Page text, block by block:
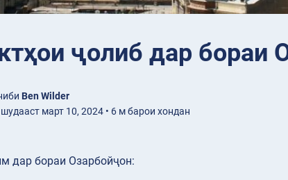
ҷолиб дар бораи
Ben Wilder
март 10, 2024 • 6 м барои хондан
дар бораи Озарбойҷон: